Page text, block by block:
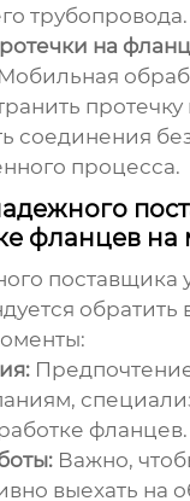
трубопровода.
на
Мобильная
соединения
процесса.
фланцев на
поставщика
обратить
фланцев.
Важно,
выехать на